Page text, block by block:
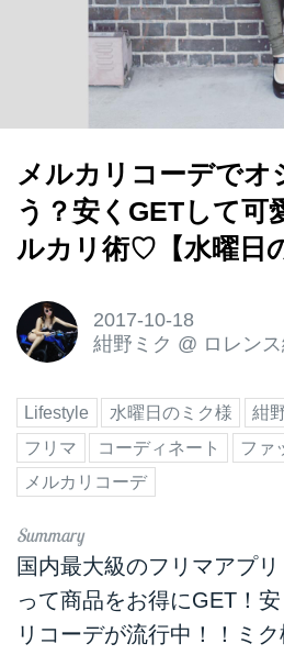
メルカリコーデでオ
う？安くGETして可
ルカリ術♡【水曜日
2017-10-18
紺野ミク @ ロレン
Lifestyle 水曜日のミク様 紺
フリマ
コーディネート
ファ
メルカリコーデ
国内最大級のフリマアプ
って商品をお得にGET！
リコーデが流行中！！ミ